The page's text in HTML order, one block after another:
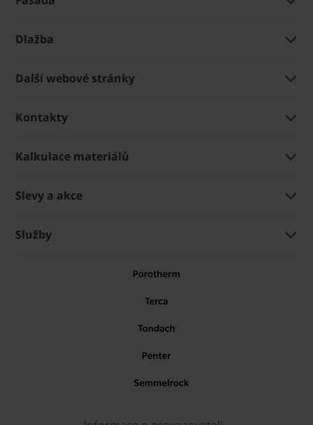
Dlažba
Další webové stránky
Kontakty
Kalkulace materiálů
Slevy a akce
Služby